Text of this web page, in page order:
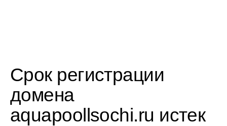
Срок регистрации
домена
aquapoollsochi.ru истек